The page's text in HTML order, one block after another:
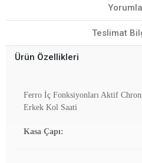
Teslimat
Ürün Özellikleri
Ferro İç Fonksiyonları Aktif
Erkek Kol Saati
Kasa Çapı: